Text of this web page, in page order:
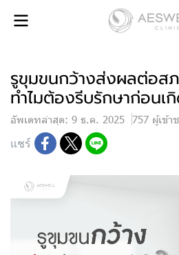
รูขุมขนกว้างส่งผลต่อส
ทำไมต้องรีบรักษาก่อน
อัพเดทล่าสุด: 9 ธ.ค. 2025 757 ผู้เข้า
แชร์